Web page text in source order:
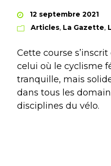
12 septembre 2021
Articles, La Gazette,
Cette course
celui où le cyclisme
tranquille, mais
dans tous les
disciplines du vélo.